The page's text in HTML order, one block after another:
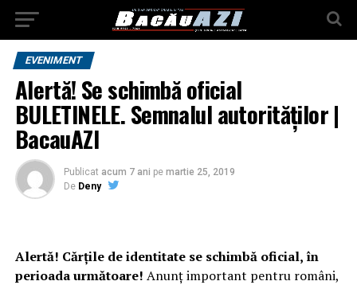
EVENIMENT
Alertă! Se schimbă oficial
BULETINELE. Semnalul autorităților |
BacauAZI
Publicat acum 7 ani pe martie 25, 2019
De Deny
Alertă! Cărţile de identitate se schimbă oficial, în
perioada următoare! Anunţ important pentru români,